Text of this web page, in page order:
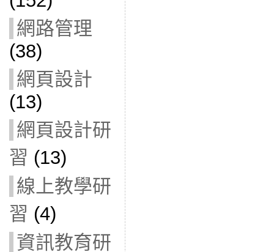
網路管理
(38)
網頁設計
(13)
網頁設計研
習 (13)
線上教學研
習 (4)
資訊教育研